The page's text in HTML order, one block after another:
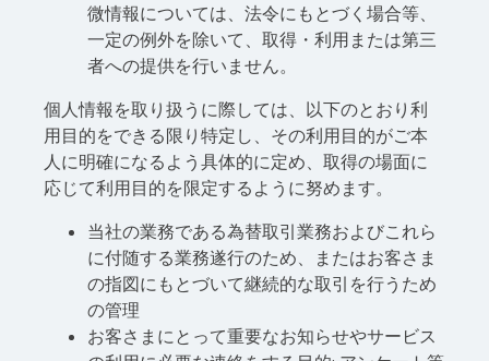
微情報については、法令にもとづく場合等、
一定の例外を除いて、取得・利用または第三
者への提供を行いません。
個人情報を取り扱うに際しては、以下のとおり利
用目的をできる限り特定し、その利用目的がご本
人に明確になるよう具体的に定め、取得の場面に
応じて利用目的を限定するように努めます。
当社の業務である為替取引業務およびこれら
に付随する業務遂行のため、またはお客さま
の指図にもとづいて継続的な取引を行うため
の管理
お客さまにとって重要なお知らせやサービス